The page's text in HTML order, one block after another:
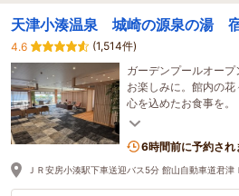
天津小湊温泉 城崎の源泉の湯
4.6
(1,514件)
ガーデンプールオー
お楽しみに。館内の
心を込めたお食事を
夏の中屋もお楽しみ満
6時間前に予約され
ＪＲ安房小湊駅下車送迎バス5分 館山自動車道君津